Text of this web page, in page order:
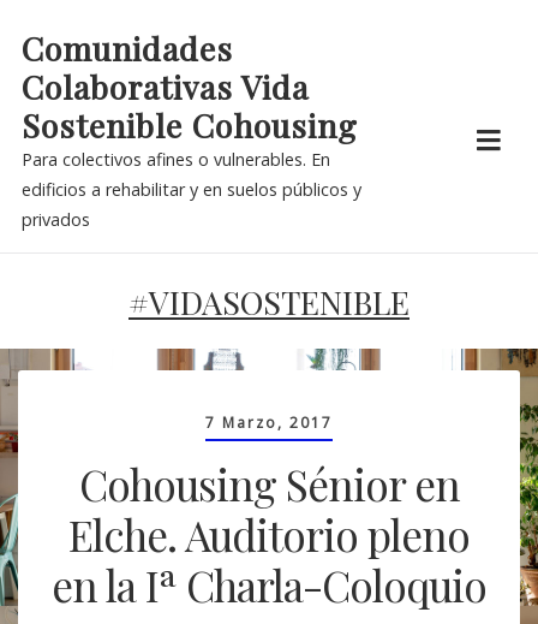
content
Comunidades
Colaborativas Vida
Sostenible Cohousing
Para colectivos afines o vulnerables. En
edificios a rehabilitar y en suelos públicos y
privados
#VIDASOSTENIBLE
7 Marzo, 2017
Cohousing Sénior en
Elche. Auditorio pleno
en la Iª Charla-Coloquio